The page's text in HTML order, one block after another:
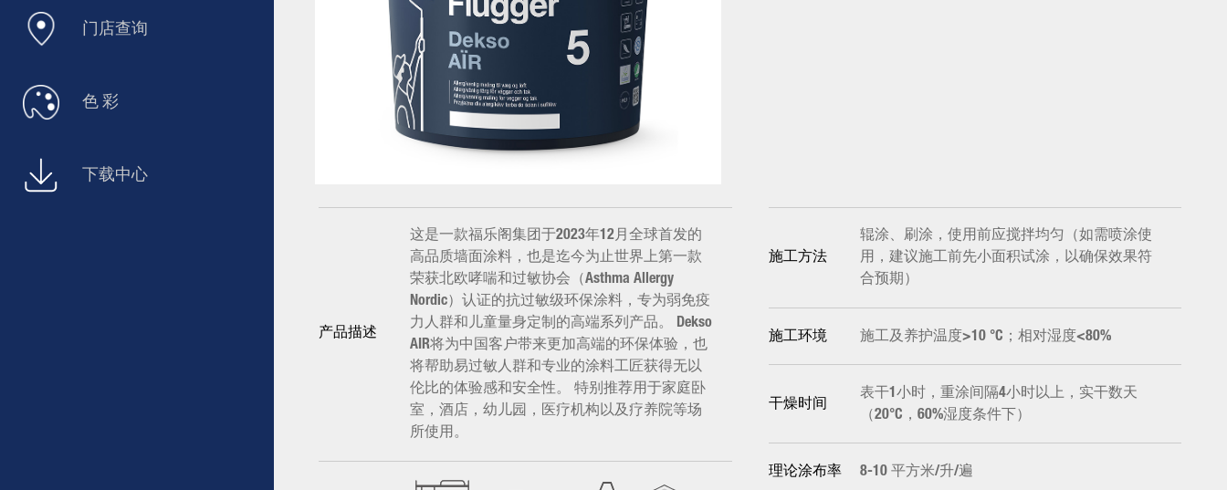
门店查询
色 彩
下载中心
产品描述
这是一款福乐阁集团于2023年12月全球首发的
高品质墙面涂料，也是迄今为止世界上第一款
荣获北欧哮喘和过敏协会（Asthma Allergy
Nordic）认证的抗过敏级环保涂料，专为弱免疫
力人群和儿童量身定制的高端系列产品。 Dekso
AIR将为中国客户带来更加高端的环保体验，也
将帮助易过敏人群和专业的涂料工匠获得无以
伦比的体验感和安全性。 特别推荐用于家庭卧
室，酒店，幼儿园，医疗机构以及疗养院等场
所使用。
施工方法
辊涂、刷涂，使用前应搅拌均匀（如需喷涂使
用，建议施工前先小面积试涂，以确保效果符
合预期）
施工环境 施工及养护温度>10 °C；相对湿度<80%
干燥时间
表干1小时，重涂间隔4小时以上，实干数天
（20°C，60%湿度条件下）
理论涂布率 8-10 平方米/升/遍